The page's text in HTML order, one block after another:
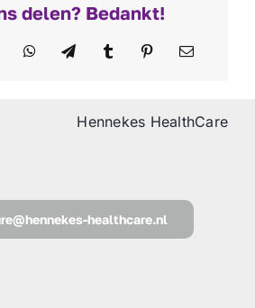
delen? Bedankt!
Hennekes HealthCare
healthcare.nl